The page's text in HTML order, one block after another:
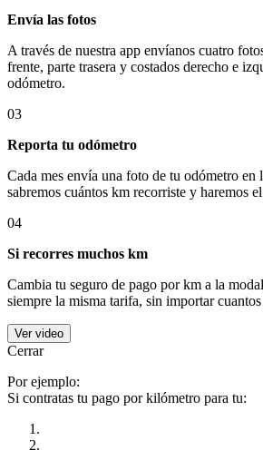
Envía las fotos
A través de nuestra app envíanos cuatro
frente, parte trasera y costados derecho e
odómetro.
03
Reporta tu odómetro
Cada mes envía una foto de tu odómetro en
sabremos cuántos km recorriste y haremos
04
Si recorres muchos km
Cambia tu seguro de pago por km a la
siempre la misma tarifa, sin importar
Ver video
Cerrar
Por ejemplo:
Si contratas tu pago por kilómetro para tu: